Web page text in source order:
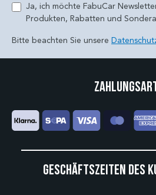
Ja, ich möchte FabuCar
Produkten, Rabatten und
Bitte beachten Sie unsere
Geschäftszeiten des